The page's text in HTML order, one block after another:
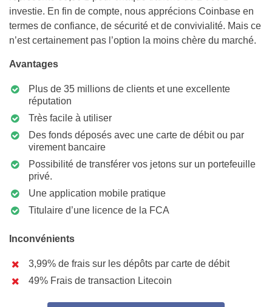
investie. En fin de compte, nous apprécions Coinbase en
termes de confiance, de sécurité et de convivialité. Mais ce
n’est certainement pas l’option la moins chère du marché.
Avantages
Plus de 35 millions de clients et une excellente
réputation
Très facile à utiliser
Des fonds déposés avec une carte de débit ou par
virement bancaire
Possibilité de transférer vos jetons sur un portefeuille
privé.
Une application mobile pratique
Titulaire d’une licence de la FCA
Inconvénients
3,99% de frais sur les dépôts par carte de débit
49% Frais de transaction Litecoin